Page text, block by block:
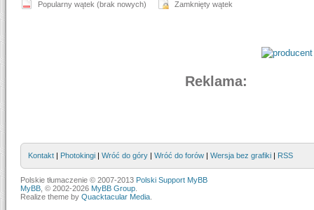
Popularny wątek (brak nowych)
Zamknięty wątek
Reklama:
Kontakt | Photokingi | Wróć do góry | Wróć do forów | Wersja bez grafiki | RSS
Polskie tłumaczenie © 2007-2013 Polski Support MyBB
MyBB , © 2002-2026 MyBB Group
Realize theme by Quacktacular Media